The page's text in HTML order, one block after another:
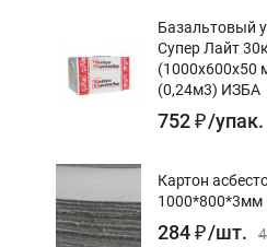
Базальтовый
Супер Лайт
(1000х600х50
(0,24м3) ИЗБА
752₽/упак.
Картон
1000*800*3мм
284₽/шт.